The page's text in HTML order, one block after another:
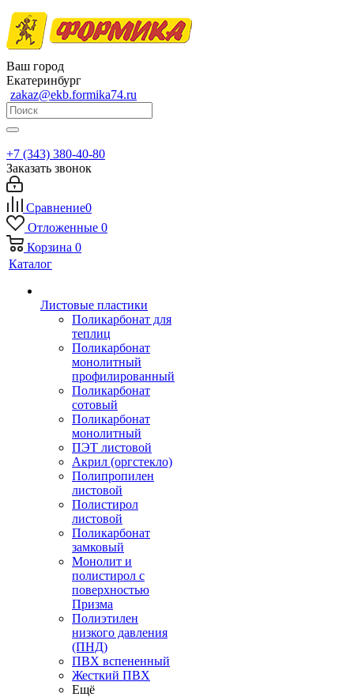
Ваш город
Екатеринбург
zakaz@ekb.formika74.ru
+7 (343) 380-40-80
Заказать звонок
Сравнение0
Отложенные 0
Корзина 0
Каталог
Листовые пластики
Поликарбонат для
теплиц
Поликарбонат
монолитный
профилированный
Поликарбонат
сотовый
Поликарбонат
монолитный
ПЭТ листовой
Акрил (оргстекло)
Полипропилен
листовой
Полистирол
листовой
Поликарбонат
замковый
Монолит и
полистирол с
поверхностью
Призма
Полиэтилен
низкого давления
(ПНД)
ПВХ вспененный
Жесткий ПВХ
Ещё